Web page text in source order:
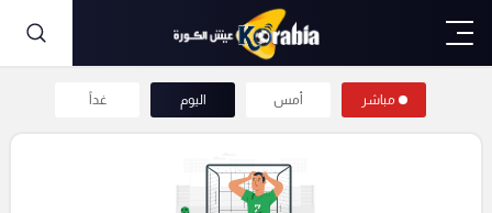
مباشر أمس اليوم غداً